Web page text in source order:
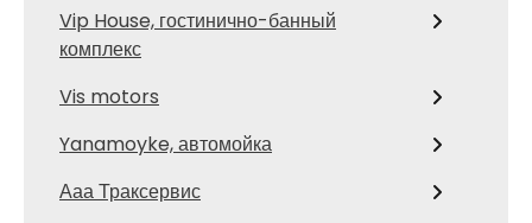
Vip House, гостинично-банный
комплекс
Vis motors
Yanamoyke, автомойка
Ааа Траксервис